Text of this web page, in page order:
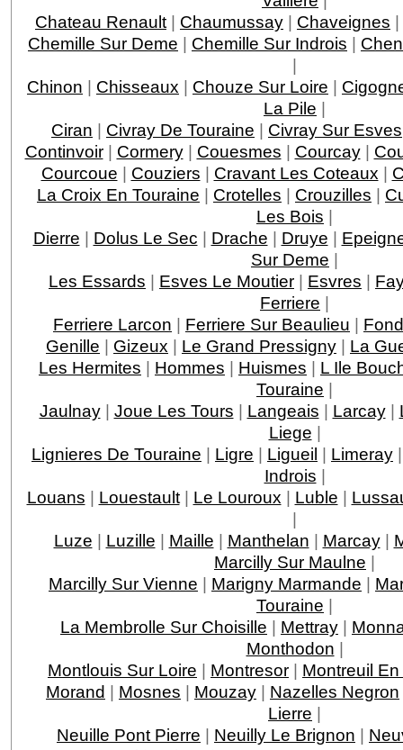
Chateau Renault | Chaumussay | Chaveignes |
Chemille Sur Deme | Chemille Sur Indrois |
|
Chinon | Chisseaux | Chouze Sur Loire |
La Pile |
Ciran | Civray De Touraine | Civray Sur Esves
Continvoir| Cormery| Couesmes | Courcay|
Courcoue | Couziers | Cravant Les Coteaux |
La Croix En Touraine | Crotelles | Crouzilles |
Les Bois |
Dierre | Dolus Le Sec | Drache | Druye |
Sur Deme |
Les Essards | Esves Le Moutier | Esvres |
Ferriere |
Ferriere Larcon | Ferriere Sur Beaulieu |
Genille | Gizeux | Le Grand Pressigny | La
Les Hermites | Hommes | Huismes | L Ile
Touraine |
Jaulnay| Joue Les Tours | Langeais | Larcay|
Liege |
Lignieres De Touraine | Ligre | Ligueil | Limeray
Indrois |
Louans | Louestault| Le Louroux | Luble |
|
Luze | Luzille | Maille | Manthelan | Marcay|
Marcilly Sur Maulne |
Marcilly Sur Vienne | Marigny Marmande |
Touraine |
La Membrolle Sur Choisille | Mettray |
Monthodon |
Montlouis Sur Loire | Montresor | Montreuil
Morand | Mosnes | Mouzay | Nazelles Negron
Lierre |
Neuille Pont Pierre | Neuilly Le Brignon |